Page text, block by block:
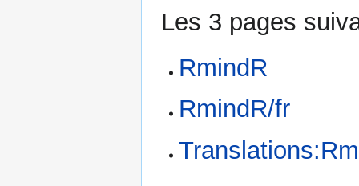
Les 3 pages
RmindR
RmindR/fr